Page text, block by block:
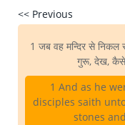
<< Previous
1 जब वह मन्दिर से
गुरू, देख,
1 And as he
disciples saith
stones